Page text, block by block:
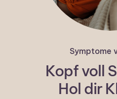
Symptome
Kopf voll
Hol dir